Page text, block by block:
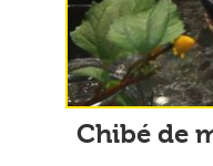
Chibé de